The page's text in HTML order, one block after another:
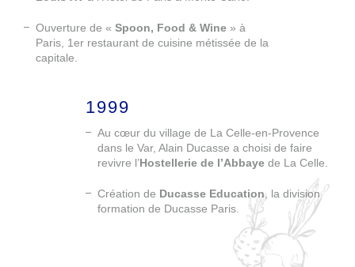
Ouverture de « Spoon, Food & Wine » à
Paris, 1er restaurant de cuisine métissée de la
capitale.
1999
Au cœur du village de La Celle-en-Provence
dans le Var, Alain Ducasse a choisi de faire
revivre l’Hostellerie de l’Abbayede La Celle.
Création de Ducasse Education , la division
formation de Ducasse Paris.